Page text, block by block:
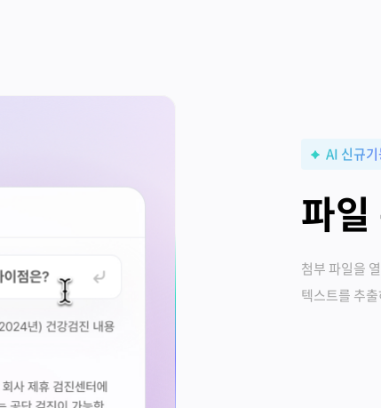
AI 신규
파
첨부 파일을
텍스트를 추